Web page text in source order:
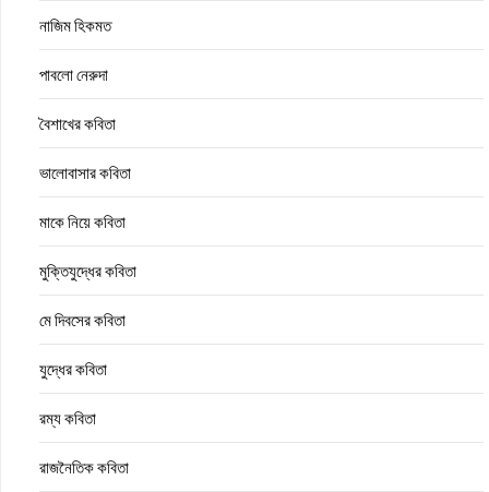
নাজিম হিকমত
পাবলো নেরুদা
বৈশাখের কবিতা
ভালোবাসার কবিতা
মাকে নিয়ে কবিতা
মুক্তিযুদ্ধের কবিতা
মে দিবসের কবিতা
যুদ্ধের কবিতা
রম্য কবিতা
রাজনৈতিক কবিতা